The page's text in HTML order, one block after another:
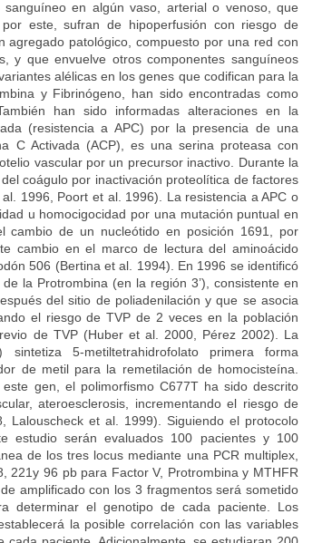
en algún vaso, arterial o venoso, que
este, sufran de hipoperfusión con riesgo de
agregado patológico, compuesto por una red con
y que envuelve otros componentes sanguíneos
alélicas en los genes que codifican para la
y Fibrinógeno, han sido encontradas como
han sido informadas alteraciones en la
(resistencia a APC) por la presencia de una
C Activada (ACP), es una serina proteasa con
vascular por un precursor inactivo. Durante la
coágulo por inactivación proteolítica de factores
1996, Poort et al. 1996). La resistencia a APC o
u homocigocidad por una mutación puntual en
de un nucleótido en posición 1691, por
cambio en el marco de lectura del aminoácido
506 (Bertina et al. 1994). En 1996 se identificó
la Protrombina (en la región 3’), consistente en
del sitio de poliadenilación y que se asocia
el riesgo de TVP de 2 veces en la población
de TVP (Huber et al. 2000, Pérez 2002). La
sintetiza 5-metiltetrahidrofolato primera forma
de metil para la remetilación de homocisteína.
gen, el polimorfismo C677T ha sido descrito
ateroesclerosis, incrementando el riesgo de
Lalouscheck et al. 1999). Siguiendo el protocolo
estudio serán evaluados 100 pacientes y 100
de los tres locus mediante una PCR multiplex,
221y 96 pb para Factor V, Protrombina y MTHFR
amplificado con los 3 fragmentos será sometido
determinar el genotipo de cada paciente. Los
la posible correlación con las variables